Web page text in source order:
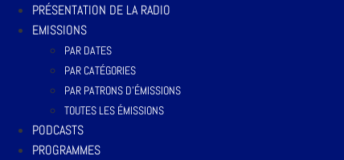
PRÉSENTATION DE LA RADIO
EMISSIONS
PAR DATES
PAR CATÉGORIES
PAR PATRONS D’ÉMISSIONS
TOUTES LES ÉMISSIONS
PODCASTS
PROGRAMMES